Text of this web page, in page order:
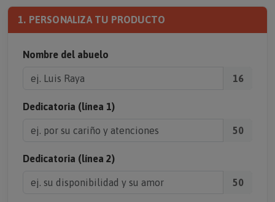
1. PERSONALIZA TU PRODUCTO
Nombre del abuelo
16
Dedicatoria (línea 1)
50
Dedicatoria (línea 2)
50